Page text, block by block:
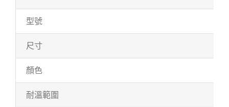
型號
尺寸
顏色
耐溫範圍